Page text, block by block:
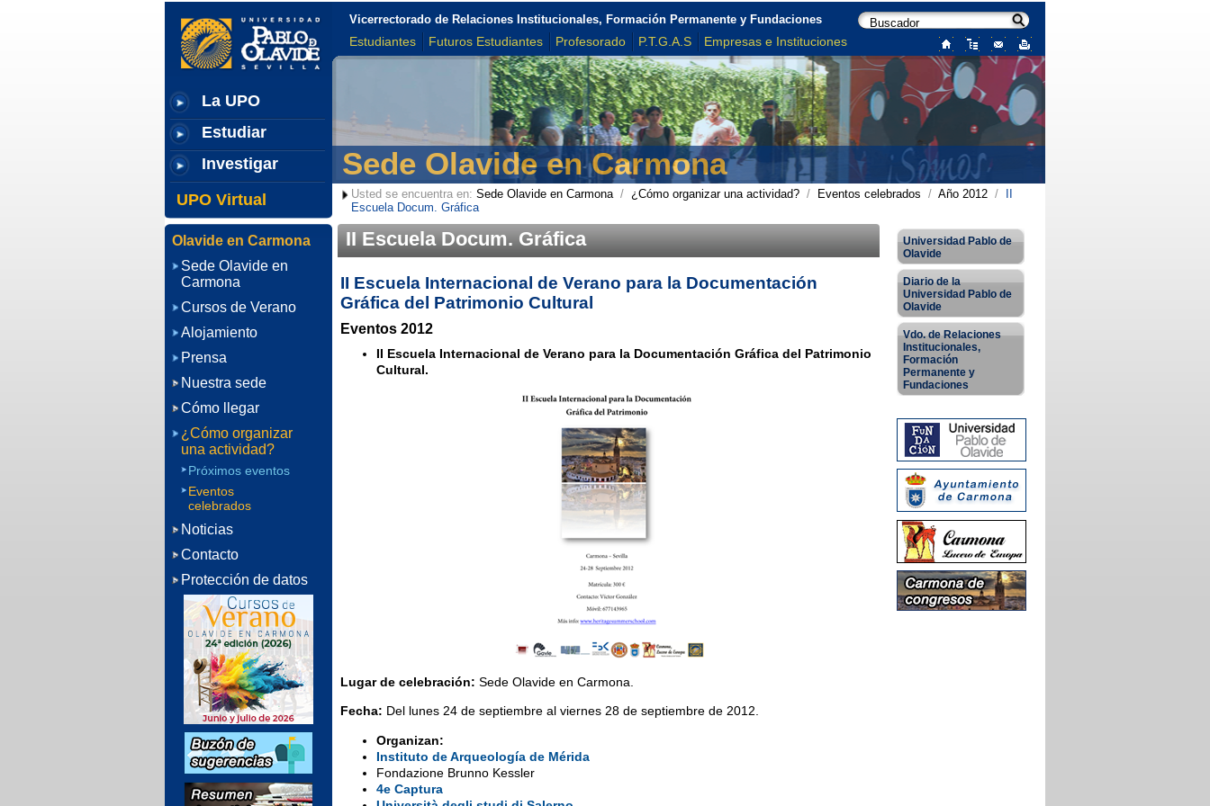
La UPO
Estudiar
Investigar
UPO Virtual
Vicerrectorado de Relaciones Institucionales, Formación Permanente y Fundaciones
Estudiantes Futuros Estudiantes Profesorado P.T.G.A.S Empresas e Instituciones
Sede Olavide en Carmona
Usted se encuentra en: Sede Olavide en Carmona/ ¿Cómo organizar una actividad?/ Eventos celebrados / Año 2012/
Escuela Docum. Gráfica
II Escuela Docum. Gráfica
II Escuela Internacional de Verano para la Documentación
Gráfica del Patrimonio Cultural
Eventos 2012
II Escuela Internacional de Verano para la Documentación Gráfica del Patrimonio
Cultural.
Lugar de celebración: Sede Olavide en Carmona.
Fecha: Del lunes 24 de septiembre al viernes 28 de septiembre de 2012.
Organizan:
Instituto de Arqueología de Mérida
Fondazione Brunno Kessler
4e Captura
Olavide en Carmona
Sede Olavide en
Carmona
Cursos de Verano
Alojamiento
Prensa
Nuestra sede
Cómo llegar
¿Cómo organizar
una actividad?
Próximos eventos
Eventos
celebrados
Noticias
Contacto
Protección de datos
Universidad Pablo de
Olavide
Diario de la
Universidad Pablo de
Olavide
Vdo. de Relaciones
Institucionales,
Formación
Permanente y
Fundaciones